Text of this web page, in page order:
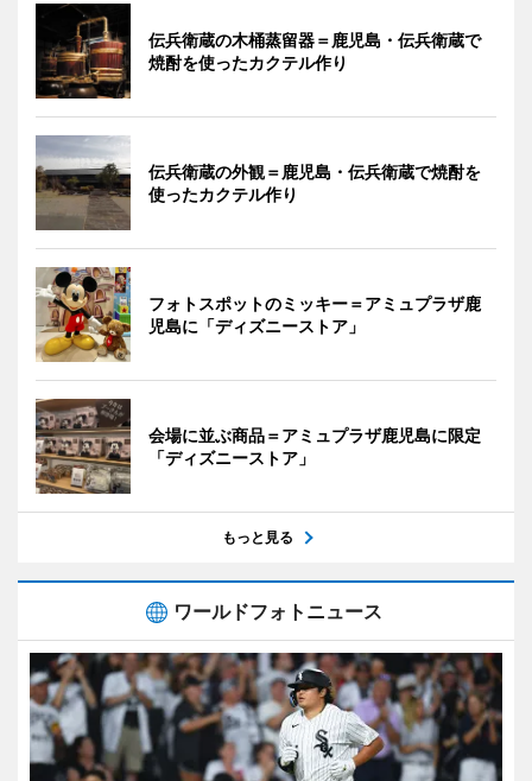
伝兵衛蔵の木桶蒸留器＝鹿児島・伝兵衛蔵で
焼酎を使ったカクテル作り
伝兵衛蔵の外観＝鹿児島・伝兵衛蔵で焼酎を
使ったカクテル作り
フォトスポットのミッキー＝アミュプラザ鹿
児島に「ディズニーストア」
会場に並ぶ商品＝アミュプラザ鹿児島に限定
「ディズニーストア」
もっと見る
ワールドフォトニュース